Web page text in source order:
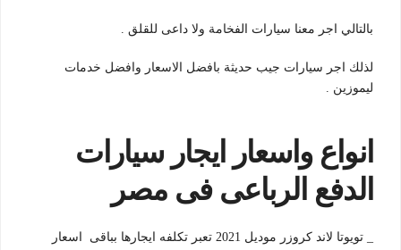
بالتالي اجر معنا سيارات الفخامة ولا داعى للقلق .
لذلك اجر سيارات جيب حديثة بافضل الاسعار وافضل خدمات
ليموزين .
انواع واسعار ايجار سيارات
الدفع الرباعى فى مصر
_ تويوتا لاند كروزر موديل 2021 تعبر تكلفه ايجارها بباقى اسعار